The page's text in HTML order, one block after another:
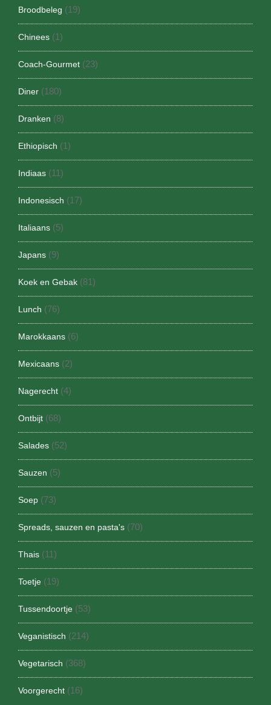
Broodbeleg (19)
Chinees (1)
Coach-Gourmet (23)
Diner (180)
Dranken (8)
Ethiopisch (1)
Indiaas (11)
Indonesisch (17)
Italiaans (5)
Japans (9)
Koek en Gebak (81)
Lunch (76)
Marokkaans (6)
Mexicaans (2)
Nagerecht (4)
Ontbijt (68)
Salades (52)
Sauzen (5)
Soep (73)
Spreads, sauzen en pasta's (70)
Thais (11)
Toetje (19)
Tussendoortje (53)
Veganistisch (214)
Vegetarisch (368)
Voorgerecht (16)